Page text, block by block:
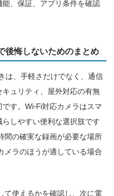
、保証、アプリ条件を確認
後悔しないためのまとめ
は、手軽さだけでなく、通信
ュリティ、屋外対応の有無
す。Wi-Fi対応カメラはスマ
しやすい便利な選択肢です
間の確実な録画が必要な場所
メラのほうが適している場合
て使えるかを確認し、次に電